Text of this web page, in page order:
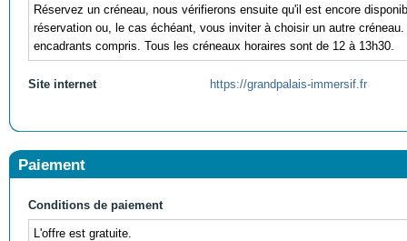
Réservez un créneau, nous vérifierons ensuite qu'il est encore
réservation ou, le cas échéant, vous inviter à choisir un autre
encadrants compris. Tous les créneaux horaires sont de 12 à 13h30.
Site internet https://grandpalais-immersif.fr
Paiement
Conditions de paiement
L'offre est gratuite.